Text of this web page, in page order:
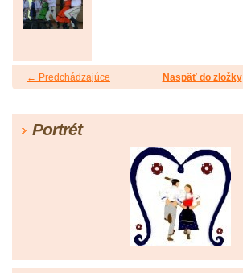
← Predchádzajúce Naspäť do zložky
Portrét